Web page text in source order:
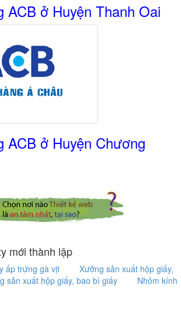
ACB ở Huyện Thanh Oai
ACB ở Huyện Chương
mới thành lập
ấp trứng gà vịt
Xưởng sản xuất hộp giấy,
sản xuất hộp giấy, bao bì giấy
Nhôm kính